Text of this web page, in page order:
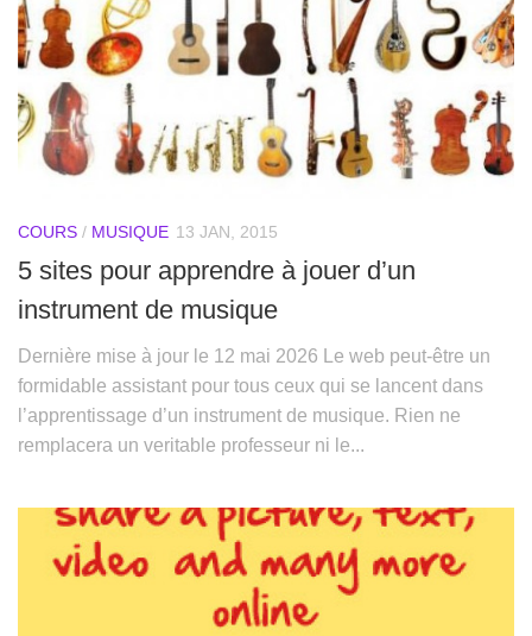
COURS / MUSIQUE 13 JAN, 2015
5 sites pour apprendre à jouer d’un
instrument de musique
Dernière mise à jour le 12 mai 2026 Le web peut-être un
formidable assistant pour tous ceux qui se lancent dans
l’apprentissage d’un instrument de musique. Rien ne
remplacera un veritable professeur ni le...